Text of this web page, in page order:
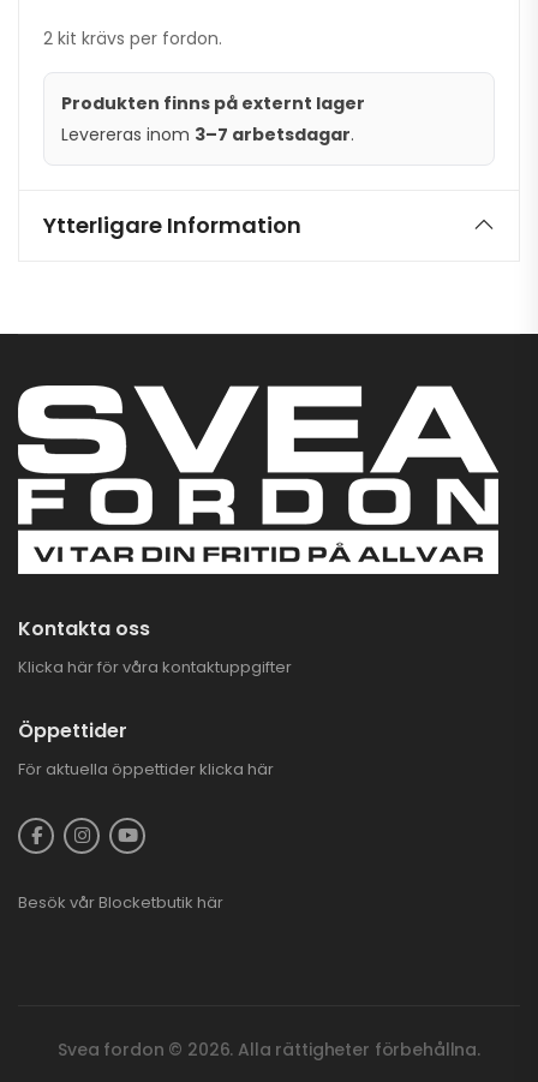
2 kit krävs per fordon.
Produkten finns på externt lager
Levereras inom 3–7 arbetsdagar.
Ytterligare Information
Kontakta oss
Klicka här för våra kontaktuppgifter
Öppettider
För aktuella öppettider klicka här
Besök vår Blocketbutik här
Svea fordon © 2026. Alla rättigheter förbehållna.